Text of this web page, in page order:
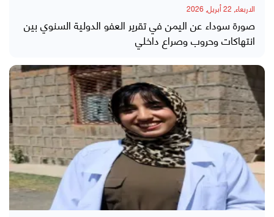
الاربعاء, 22 أبريل, 2026
صورة سوداء عن اليمن في تقرير العفو الدولية السنوي بين
انتهاكات وحروب وصراع داخلي